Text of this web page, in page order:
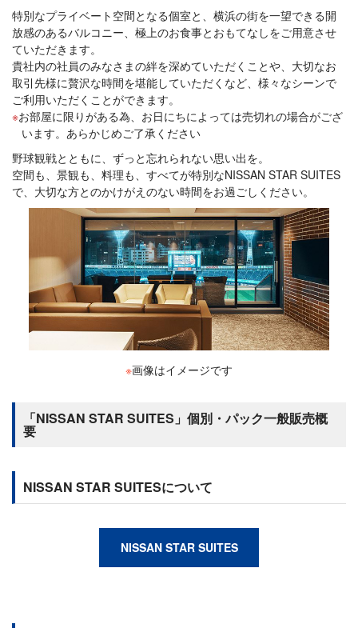
特別なプライベート空間となる個室と、横浜の街を一望できる開
放感のあるバルコニー、極上のお食事とおもてなしをご用意させ
ていただきます。
貴社内の社員のみなさまの絆を深めていただくことや、大切なお
取引先様に贅沢な時間を堪能していただくなど、様々なシーンで
ご利用いただくことができます。
お部屋に限りがある為、お日にちによっては売切れの場合がござ
います。あらかじめご了承ください
野球観戦とともに、ずっと忘れられない思い出を。
空間も、景観も、料理も、すべてが特別なNISSAN STAR SUITES
で、大切な方とのかけがえのない時間をお過ごしください。
※画像はイメージです
「NISSAN STAR SUITES」個別・パック一般販売概
要
NISSAN STAR SUITESについて
NISSAN STAR SUITES